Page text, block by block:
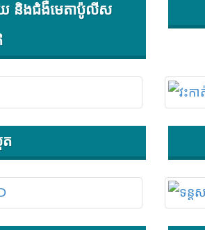
ាយ និងជំងឺមេតាប៉ូលីស
ត